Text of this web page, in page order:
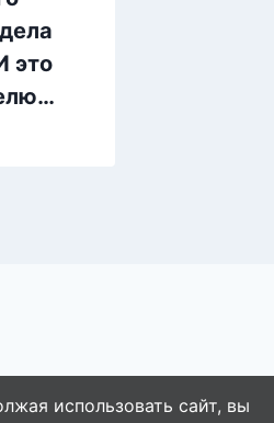
это
использовать сайт, вы